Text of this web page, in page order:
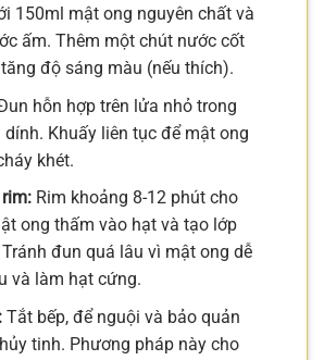
150ml mật ong nguyên chất và
ấm. Thêm một chút nước cốt
độ sáng màu (nếu thích).
hỗn hợp trên lửa nhỏ trong
dính. Khuấy liên tục để mật ong
khét.
Rim khoảng 8-12 phút cho
ong thấm vào hạt và tạo lớp
đun quá lâu vì mật ong dễ
và làm hạt cứng.
Tắt bếp, để nguội và bảo quản
tinh. Phương pháp này cho